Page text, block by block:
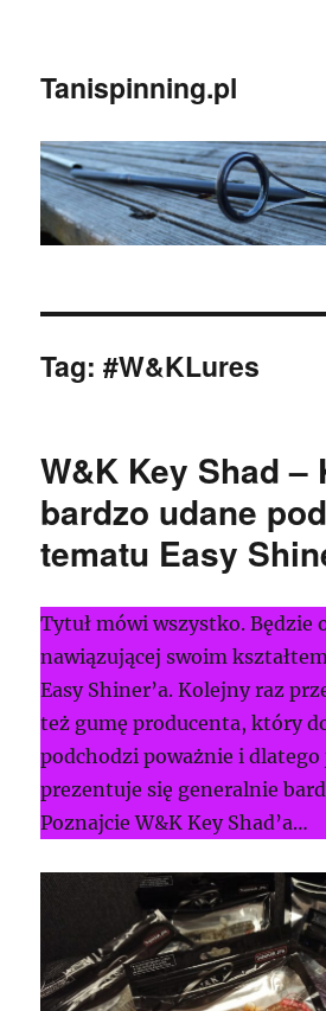
Tanispinning.pl
Tag:#W&KLures
W&K Key Shad –
bardzo udane
tematu Easy
Tytuł mówi wszystko. Będzie
nawiązującej swoim
Easy Shiner’a. Kolejny raz
też gumę producenta, który
podchodzi poważnie i
prezentuje się generalnie
Poznajcie W&K Key Shad’a…